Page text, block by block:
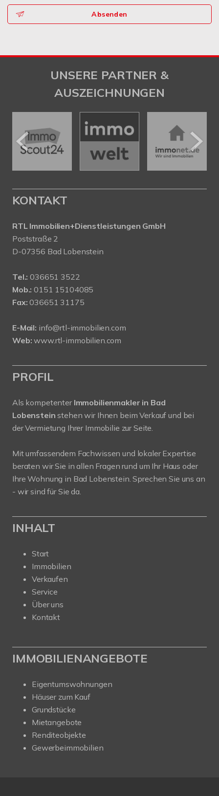
Absenden
UNSERE PARTNER &
AUSZEICHNUNGEN
KONTAKT
RTL Immobilien+Dienstleistungen GmbH
Poststraße 2
D-07356 Bad Lobenstein
Tel.: 036651 3522
Mob.:0151 15104085
Fax: 036651 31175
E-Mail: info@rtl-immobilien.com
Web: www.rtl-immobilien.com
PROFIL
Als kompetenter Immobilienmakler in Bad
Lobenstein stehen wir Ihnen beim Verkauf und bei
der Vermietung Ihrer Immobilie zur Seite.
Mit umfassendem Fachwissen und lokaler Expertise
beraten wir Sie in allen Fragen rund um Ihr Haus oder
Ihre Wohnung in Bad Lobenstein. Sprechen Sie uns an
- wir sind für Sie da.
INHALT
Start
Immobilien
Verkaufen
Service
Über uns
Kontakt
IMMOBILIENANGEBOTE
Eigentumswohnungen
Häuser zum Kauf
Grundstücke
Mietangebote
Renditeobjekte
Gewerbeimmobilien